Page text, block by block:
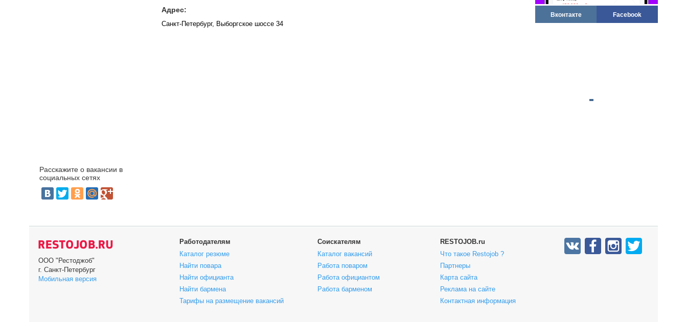
Вконтакте Facebook
Адрес:
Санкт-Петербург, Выборгское шоссе 34
Расскажите о вакансии в
социальных сетях
ООО "Рестоджоб"
г. Санкт-Петербург
Мобильная версия
Работодателям
Каталог резюме
Найти повара
Найти официанта
Найти бармена
Тарифы на размещение вакансий
Соискателям
Каталог вакансий
Работа поваром
Работа официантом
Работа барменом
RESTOJOB.ru
Что такое Restojob ?
Партнеры
Карта сайта
Реклама на сайте
Контактная информация